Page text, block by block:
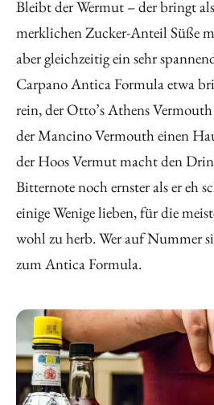
Bleibt der Wermut – der bringt
merklichen Zucker-Anteil Süße
aber gleichzeitig ein sehr
Carpano Antica Formula etwa
rein, der Otto’s Athens
der Mancino Vermouth einen
der Hoos Vermut macht den
Bitternote noch ernster als er eh
einige Wenige lieben, für die
wohl zu herb. Wer auf Nummer
zum Antica Formula.